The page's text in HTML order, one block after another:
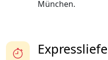
München.